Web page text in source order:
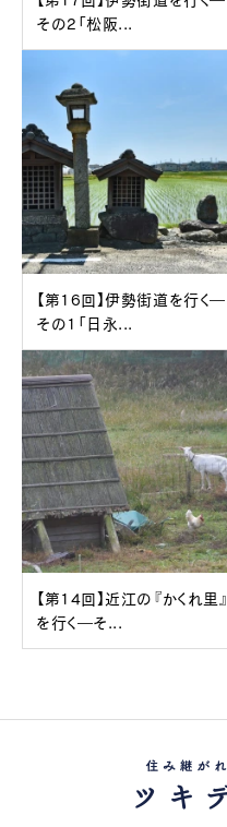
その2「松阪...
【第16回】伊勢街道を行く―
その1「日永...
【第14回】近江の『かくれ里』
を行く―そ...